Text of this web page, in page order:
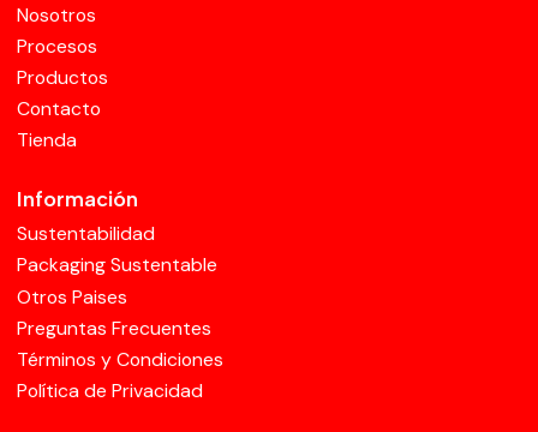
Nosotros
Procesos
Productos
Contacto
Tienda
Información
Sustentabilidad
Packaging Sustentable
Otros Paises
Preguntas Frecuentes
Términos y Condiciones
Política de Privacidad